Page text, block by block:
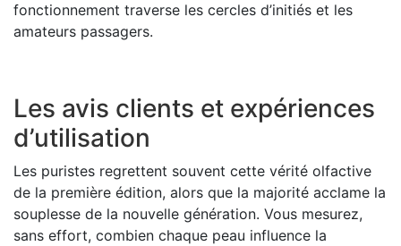
fonctionnement traverse les cercles d’initiés et les
amateurs passagers.
Les avis clients et expériences
d’utilisation
Les puristes regrettent souvent cette vérité olfactive
de la première édition, alors que la majorité acclame la
souplesse de la nouvelle génération. Vous mesurez,
sans effort, combien chaque peau influence la